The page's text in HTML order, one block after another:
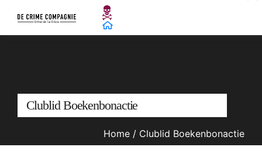
Clublid Boekenbonactie
Home / Clublid Boekenbonactie